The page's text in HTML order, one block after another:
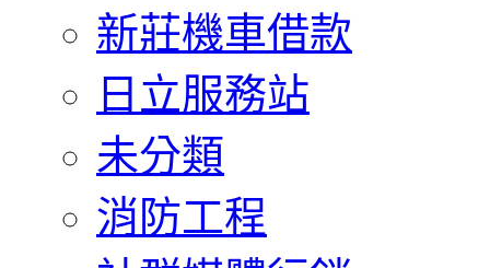
新莊機車借款
日立服務站
未分類
消防工程